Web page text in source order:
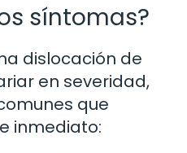
síntomas?
dislocación de
en severidad,
que
inmediato: